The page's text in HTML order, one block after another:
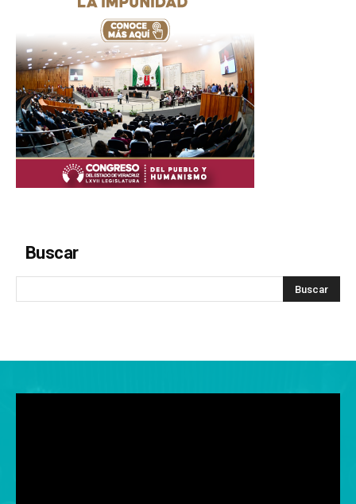
Buscar